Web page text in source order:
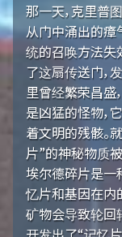
那一天，克里普
从门中涌出的瘴
统的召唤方法失
了这扇传送门，
里曾经繁荣昌盛
是凶猛的怪物，
着文明的残骸。
片”的神秘物质
埃尔德碎片是一
忆片和基因在内
矿物会导致轮回